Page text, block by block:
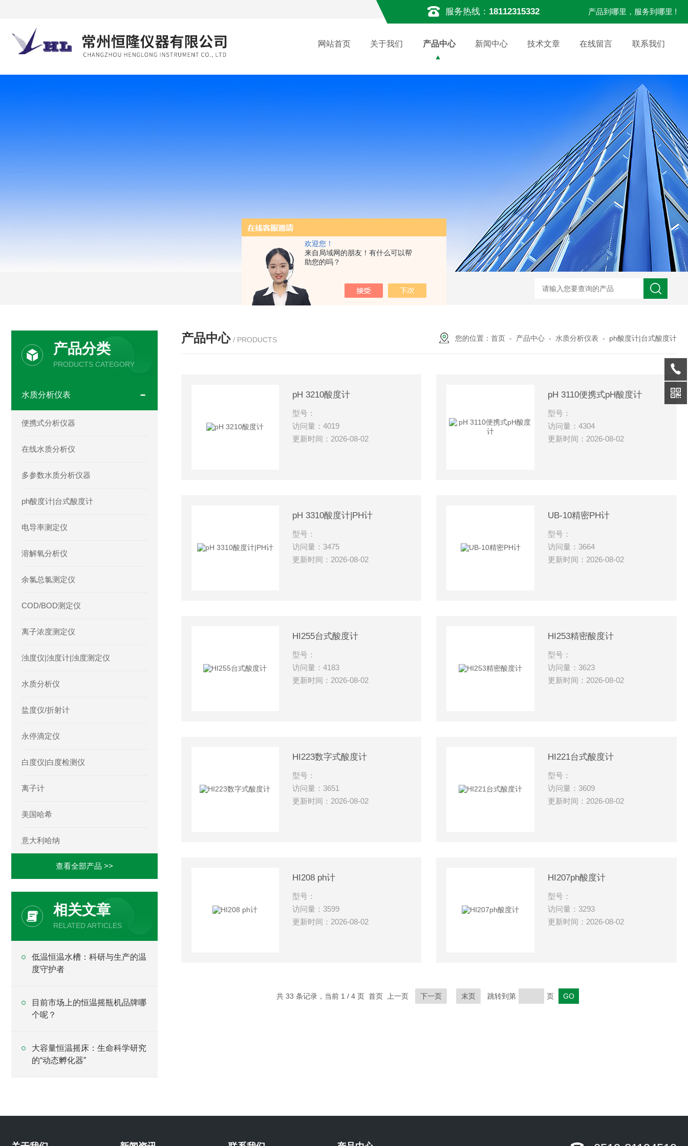
欢迎您！
来自局域网的朋友！有什么可以帮
助您的吗？
服务热线： 18112315332 产品到哪里，服务到哪里 !
网站首页 关于我们 产品中心 新闻中心 技术文章 在线留言 联系我们
产品分类
PRODUCTS CATEGORY
水质分析仪表
便携式分析仪器
在线水质分析仪
多参数水质分析仪器
ph酸度计|台式酸度计
电导率测定仪
溶解氧分析仪
余氯总氯测定仪
COD/BOD测定仪
离子浓度测定仪
浊度仪|浊度计|浊度测定仪
水质分析仪
盐度仪/折射计
永停滴定仪
白度仪|白度检测仪
离子计
美国哈希
意大利哈纳
查看全部产品 >>
相关文章
RELATED ARTICLES
低温恒温水槽：科研与生产的温
度守护者
目前市场上的恒温摇瓶机品牌哪
个呢？
大容量恒温摇床：生命科学研究
的“动态孵化器”
产品中心 / PRODUCTS 您的位置： 首页 - 产品中心 - 水质分析仪表 - ph酸度计|台式酸度计
pH 3210酸度计
型号：
访问量：4019
更新时间：2026-08-02
pH 3110便携式pH酸度计
型号：
访问量：4304
更新时间：2026-08-02
pH 3310酸度计|PH计
型号：
访问量：3475
更新时间：2026-08-02
UB-10精密PH计
型号：
访问量：3664
更新时间：2026-08-02
HI255台式酸度计
型号：
访问量：4183
更新时间：2026-08-02
HI253精密酸度计
型号：
访问量：3623
更新时间：2026-08-02
HI223数字式酸度计
型号：
访问量：3651
更新时间：2026-08-02
HI221台式酸度计
型号：
访问量：3609
更新时间：2026-08-02
HI208 ph计
型号：
访问量：3599
更新时间：2026-08-02
HI207ph酸度计
型号：
访问量：3293
更新时间：2026-08-02
共 33 条记录，当前 1 / 4 页 首页 上一页 下一页 末页 跳转到第 页